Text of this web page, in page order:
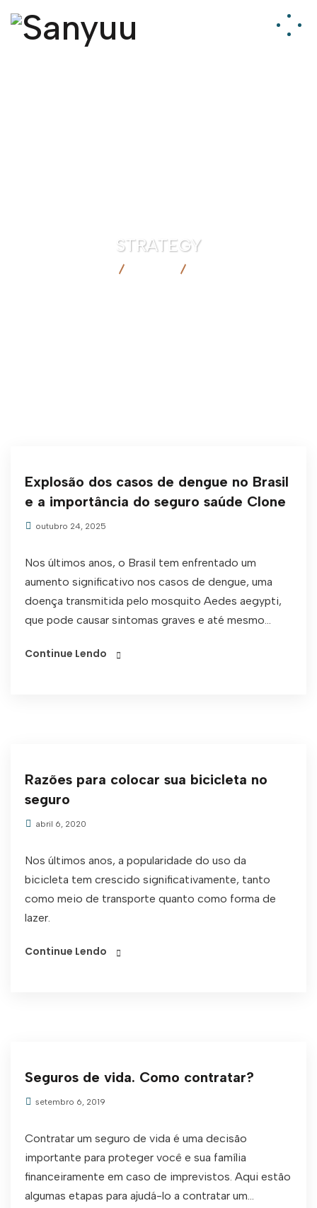
STRATEGY
Explosão dos casos de dengue no Brasil
e a importância do seguro saúde Clone
outubro 24, 2025
Nos últimos anos, o Brasil tem enfrentado um
aumento significativo nos casos de dengue, uma
doença transmitida pelo mosquito Aedes aegypti,
que pode causar sintomas graves e até mesmo...
Continue Lendo
Razões para colocar sua bicicleta no
seguro
abril 6, 2020
Nos últimos anos, a popularidade do uso da
bicicleta tem crescido significativamente, tanto
como meio de transporte quanto como forma de
lazer.
Continue Lendo
Seguros de vida. Como contratar?
setembro 6, 2019
Contratar um seguro de vida é uma decisão
importante para proteger você e sua família
financeiramente em caso de imprevistos. Aqui estão
algumas etapas para ajudá-lo a contratar um...